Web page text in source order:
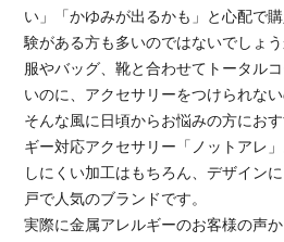
い」「かゆみが出るかも」と心配で
験がある方も多いのではないでしょう
服やバッグ、靴と合わせてトータル
いのに、アクセサリーをつけられな
そんな風に日頃からお悩みの方にお
ギー対応アクセサリー「ノットアレ
しにくい加工はもちろん、デザイン
戸で人気のブランドです。
実際に金属アレルギーのお客様の声